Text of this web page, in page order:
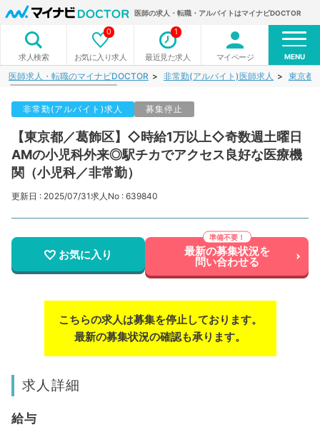
医師の求人・転職・アルバイトはマイナビDOCTOR
求人検索 お気に入り求人
0
最近見た求人
1
マイページ MENU
医師求人・転職のマイナビDOCTOR 非常勤(アルバイト)医師求人 東京都
非常勤(アルバイト)求人 募集停止
【東京都／葛飾区】◇時給1万以上◇奇数週土曜日
AMの小児科外来◎駅チカでアクセス良好な医療機
関（小児科／非常勤）
更新日 : 2025/07/31求人No : 639840
お気に入り 最新の募集状況を
問い合わせる
こちらの求人は募集を停止しております。
最新の募集状況の確認も承ります。
求人詳細
給与